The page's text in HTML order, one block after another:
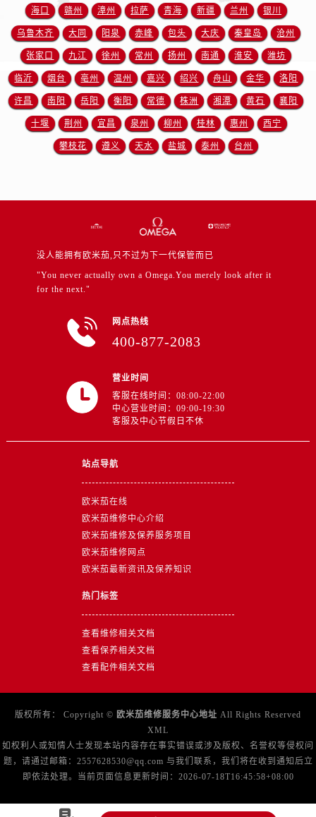
江西省景德镇市珠山区珠山中路售后服务中心（需提前预约）
江西省九江市浔阳区浔阳路售后服务中心（需提前预约）
江西省南昌市红谷滩新区红谷中大道998号绿地双子塔（中央广场）A1座办公楼14层1407室售后服务中心（需提前预约）
江西省萍乡市安源区萍安北大道与康庄路交叉口售后服务中心（需提前预约）
江西省上饶市信州区滨江西路售后服务中心（需提前预约）
江西省新余市渝水区北湖西路售后服务中心（需提前预约）
江西省宜春市袁州区中山中路售后服务中心（需提前预约）
澳门特别行政区望德堂区塔石广场售后服务中心（需提前预约）
福建省福州市鼓楼区五四路128-1号恒力城写字楼15层03室售后服务中心（需提前预约）
广东省潮州市潮安区新风路与潮汕路交汇处售后服务中心（需提前预约）
海口 赣州 漳州 拉萨 青海 新疆 兰州 银川
乌鲁木齐 大同 阳泉 赤峰 包头 大庆 秦皇岛 沧州
张家口 九江 徐州 常州 扬州 南通 淮安 潍坊
临沂 烟台 亳州 温州 嘉兴 绍兴 舟山 金华 洛阳
许昌 南阳 岳阳 衡阳 常德 株洲 湘潭 黄石 襄阳
十堰 荆州 宜昌 泉州 柳州 桂林 惠州 西宁
攀枝花 遵义 天水 盐城 泰州 台州
没人能拥有欧米茄,只不过为下一代保管而已
"You never actually own a Omega.You merely look after it
for the next."
网点热线
400-877-2083
营业时间
客服在线时间：08:00-22:00
中心营业时间：09:00-19:30
客服及中心节假日不休
站点导航
欧米茄在线
欧米茄维修中心介绍
欧米茄维修及保养服务项目
欧米茄维修网点
欧米茄最新资讯及保养知识
热门标签
查看维修相关文档
查看保养相关文档
查看配件相关文档
版权所有： Copyright © 欧米茄维修服务中心地址 All Rights Reserved
XML
如权利人或知情人士发现本站内容存在事实错误或涉及版权、名誉权等侵权问
题，请通过邮箱：2557628530@qq.com 与我们联系，我们将在收到通知后立
即依法处理。当前页面信息更新时间：2026-07-18T16:45:58+08:00